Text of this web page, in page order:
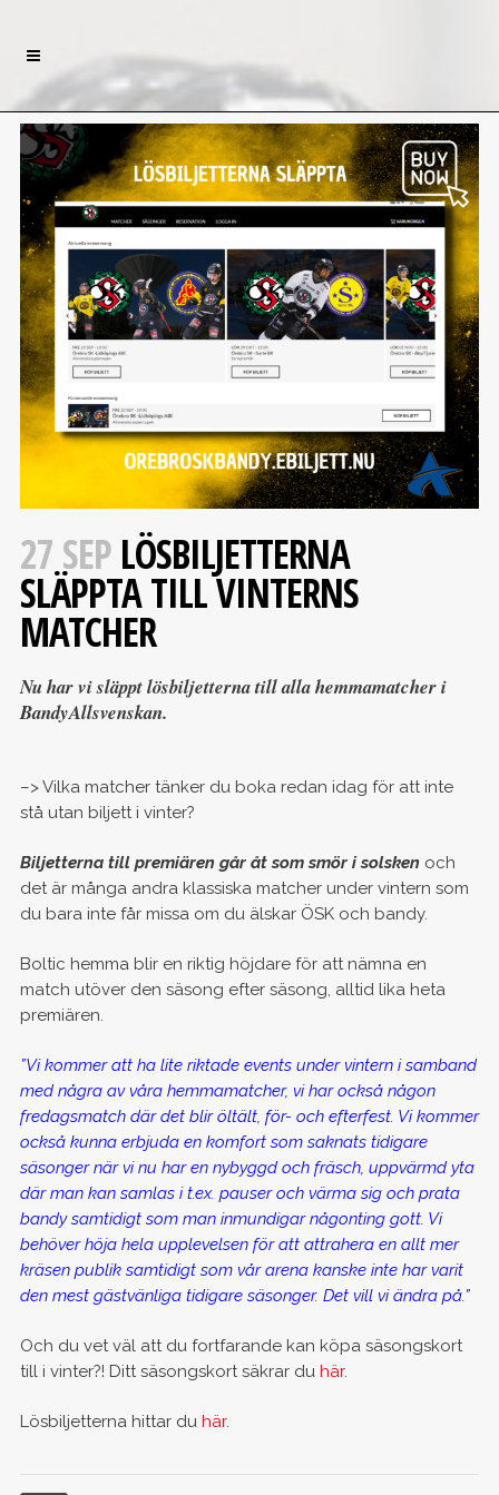
27 SEPLÖSBILJETTERNA
SLÄPPTA TILL VINTERNS
MATCHER
Nu har vi släppt lösbiljetterna till alla hemmamatcher i
BandyAllsvenskan.
–> Vilka matcher tänker du boka redan idag för att inte
stå utan biljett i vinter?
Biljetterna till premiären går åt som smör i solsken och
det är många andra klassiska matcher under vintern som
du bara inte får missa om du älskar ÖSK och bandy.
Boltic hemma blir en riktig höjdare för att nämna en
match utöver den säsong efter säsong, alltid lika heta
premiären.
”Vi kommer att ha lite riktade events under vintern i samband
med några av våra hemmamatcher, vi har också någon
fredagsmatch där det blir öltält, för- och efterfest. Vi kommer
också kunna erbjuda en komfort som saknats tidigare
säsonger när vi nu har en nybyggd och fräsch, uppvärmd yta
där man kan samlas i t.ex. pauser och värma sig och prata
bandy samtidigt som man inmundigar någonting gott. Vi
behöver höja hela upplevelsen för att attrahera en allt mer
kräsen publik samtidigt som vår arena kanske inte har varit
den mest gästvänliga tidigare säsonger. Det vill vi ändra på.”
Och du vet väl att du fortfarande kan köpa säsongskort
till i vinter?! Ditt säsongskort säkrar du här.
Lösbiljetterna hittar du här.